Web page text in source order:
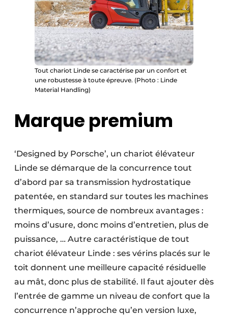
Tout chariot Linde se caractérise par un confort et
une robustesse à toute épreuve. (Photo : Linde
Material Handling)
Marque premium
‘Designed by Porsche’, un chariot élévateur
Linde se démarque de la concurrence tout
d’abord par sa transmission hydrostatique
patentée, en standard sur toutes les machines
thermiques, source de nombreux avantages :
moins d’usure, donc moins d’entretien, plus de
puissance, … Autre caractéristique de tout
chariot élévateur Linde : ses vérins placés sur le
toit donnent une meilleure capacité résiduelle
au mât, donc plus de stabilité. Il faut ajouter dès
l’entrée de gamme un niveau de confort que la
concurrence n’approche qu’en version luxe,